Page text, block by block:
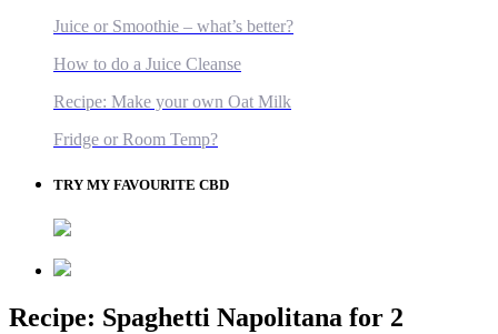
Juice or Smoothie – what’s better?
How to do a Juice Cleanse
Recipe: Make your own Oat Milk
Fridge or Room Temp?
TRY MY FAVOURITE CBD
Recipe: Spaghetti Napolitana for 2